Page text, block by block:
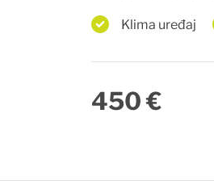
Klima uređaj
450 €